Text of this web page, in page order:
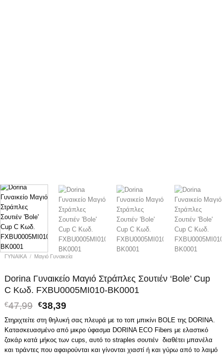
ΓΥΝΑΙΚΑ / Μαγιό Γυναικεία
Dorina Γυναικείο Μαγιό Στράπλες Σουτιέν ‘Bole’ Cup
C Κωδ. FXBU0005MI010-BK0001
€47,99 Original
was:
€47,99.
€38,39Η
τιμή
είναι:
€38,39.
Στηριχτείτε στη θηλυκή σας πλευρά με το τοπ μπικίνι BOLE της DORINA.
Κατασκευασμένο από μικρο ύφασμα DORINA ECO Fibers με ελαστικό
ζακάρ κατά μήκος των cups, αυτό το straples σουτιέν διαθέτει μπανέλα
και τιράντες που αφαιρούνται και γίνονται χιαστί ή και γύρω από το λαιμό